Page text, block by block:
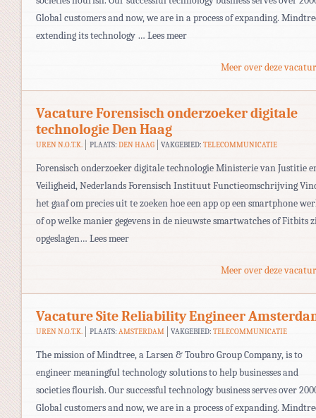
Global customers and now, we are in a process of expanding.
extending its technology … Lees meer
Meer over deze
Vacature Forensisch onderzoeker digitale
technologie Den Haag
UREN N.O.T.K. PLAATS: DEN HAAG VAKGEBIED:TELECOMMUNICATIE
Forensisch onderzoeker digitale technologie Ministerie van Justitie
Veiligheid, Nederlands Forensisch Instituut Functieomschrijving
het gaaf om precies uit te zoeken hoe een app op een smartphone
of op welke manier gegevens in de nieuwste smartwatches of Fitbits
opgeslagen… Lees meer
Meer over deze
Vacature Site Reliability Engineer
UREN N.O.T.K. PLAATS: AMSTERDAM VAKGEBIED:TELECOMMUNICATIE
The mission of Mindtree, a Larsen & Toubro Group Company, is to
engineer meaningful technology solutions to help businesses and
societies flourish. Our successful technology business serves over
Global customers and now, we are in a process of expanding.